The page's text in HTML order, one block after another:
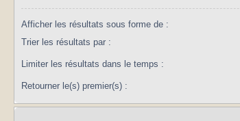
Afficher les résultats sous forme de :
Trier les résultats par :
Limiter les résultats dans le temps :
Retourner le(s) premier(s) :